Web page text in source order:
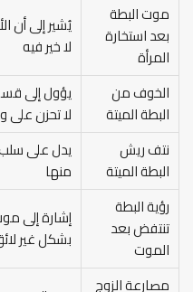
موت البطة
بعد استخارة
المرأة
يُشير إلى أن
لا خير فيه
الخوف من
البطة الميتة
يؤول إلى
لا تحزن على
نتف ريش
البطة الميتة
يدل على
منها
رؤية البطة
تنتفض بعد
الموت
إشارة إلى
بشكل غير
مصارعة الزوج